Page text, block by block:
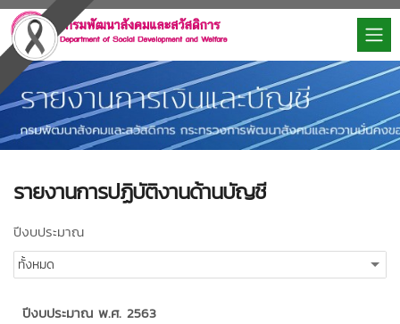
รายงานการปฏิบัติงานด้านบัญชี
ปีงบประมาณ
ปีงบประมาณ พ.ศ. 2563